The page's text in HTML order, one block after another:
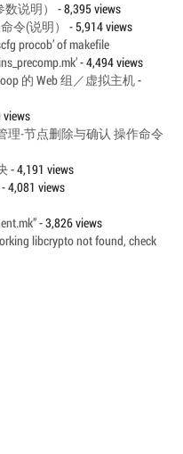
数说明）
- 8,395 views
令(说明）
- 5,914 views
procob’ of makefile
- 4,494 views
的 Web 组／虚拟主机-
views
理-节点删除与确认 操作命令
- 4,191 views
- 4,081 views
- 3,826 views
libcrypto not found, check